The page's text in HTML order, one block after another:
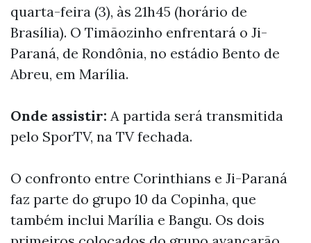
quarta-feira (3), às 21h45 (horário de
Brasília). O Timãozinho enfrentará o Ji-
Paraná, de Rondônia, no estádio Bento de
Abreu, em Marília.
Onde assistir: A partida será transmitida
pelo SporTV, na TV fechada.
O confronto entre Corinthians e Ji-Paraná
faz parte do grupo 10 da Copinha, que
também inclui Marília e Bangu. Os dois